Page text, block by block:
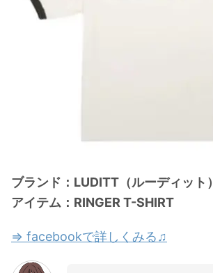
ブランド：LUDITT（ルーディット）
アイテム：RINGER T-SHIRT
⇒ facebookで詳しくみる♫